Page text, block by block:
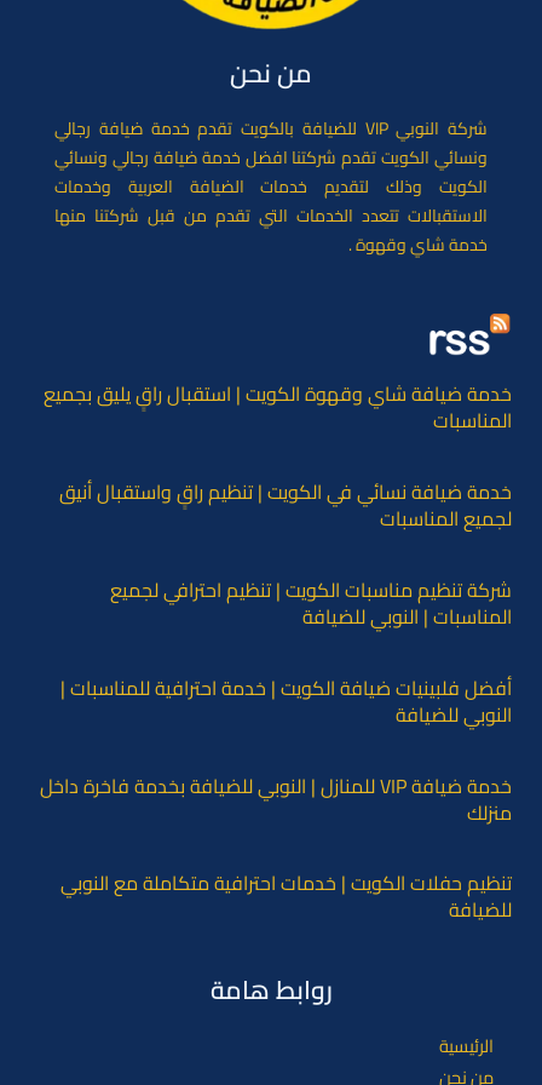
من نحن
شركة النوبي VIP للضيافة بالكويت تقدم خدمة ضيافة رجالي
ونسائي الكويت تقدم شركتنا افضل خدمة ضيافة رجالي ونسائي
الكويت وذلك لتقديم خدمات الضيافة العربية وخدمات
الاستقبالات تتعدد الخدمات التي تقدم من قبل شركتنا منها
خدمة شاي وقهوة .
خدمة ضيافة شاي وقهوة الكويت | استقبال راقٍ يليق بجميع
المناسبات
خدمة ضيافة نسائي في الكويت | تنظيم راقٍ واستقبال أنيق
لجميع المناسبات
شركة تنظيم مناسبات الكويت | تنظيم احترافي لجميع
المناسبات | النوبي للضيافة
أفضل فلبينيات ضيافة الكويت | خدمة احترافية للمناسبات |
النوبي للضيافة
خدمة ضيافة VIP للمنازل | النوبي للضيافة بخدمة فاخرة داخل
منزلك
تنظيم حفلات الكويت | خدمات احترافية متكاملة مع النوبي
للضيافة
روابط هامة
الرئيسية
من نحن